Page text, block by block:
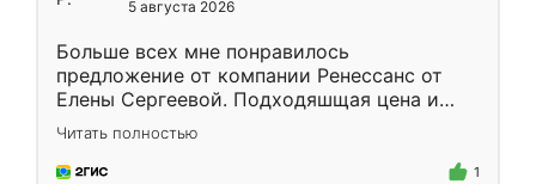
5 августа 2026
Больше всех мне понравилось
предложение от компании Ренессанс от
Елены Сергеевой. Подходяшщая цена и
короткие сроки изготовления. Приехавший
для замера сотрудник Владислав
предложил по моему эскизу самый
Читать полностью
1